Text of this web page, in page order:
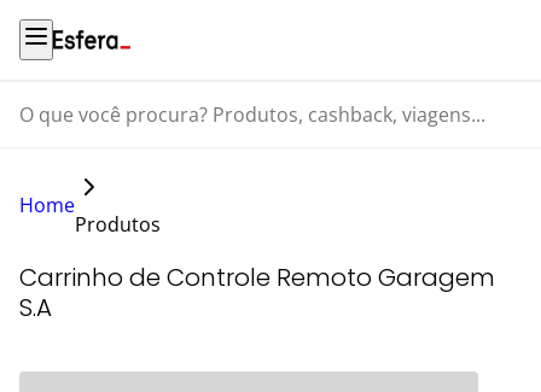
O que você procura? Produtos, cashback, viagens...
Home
Produtos
Carrinho de Controle Remoto Garagem
S.A